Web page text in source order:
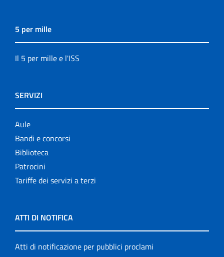
5 per mille
Il 5 per mille e l'ISS
SERVIZI
Aule
Bandi e concorsi
Biblioteca
Patrocini
Tariffe dei servizi a terzi
ATTI DI NOTIFICA
Atti di notificazione per pubblici proclami